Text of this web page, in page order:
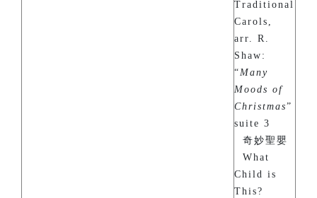
Traditional
Carols,
arr. R.
Shaw:
“Many
Moods of
Christmas”
suite 3
奇妙聖嬰
What
Child is
This?